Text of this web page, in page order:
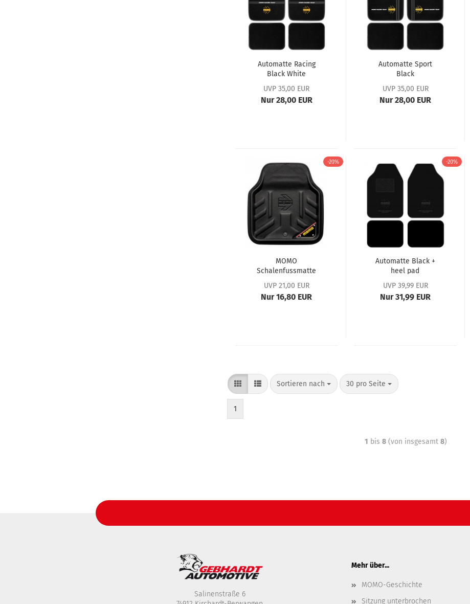
Automatte Racing
Black White
UVP 35,00 EUR
Nur 28,00 EUR
Automatte Sport
Black
UVP 35,00 EUR
Nur 28,00 EUR
-20%
MOMO
Schalenfussmatte
schwarz Gr. SS
UVP 21,00 EUR
Nur 16,80 EUR
-20%
Automatte Black +
heel pad
UVP 39,99 EUR
Nur 31,99 EUR
Sortieren nach 30 pro Seite
1
1 bis 8(von insgesamt 8)
Salinenstraße 6
Mehr über...
MOMO-Geschichte
Sitzung unterbrochen